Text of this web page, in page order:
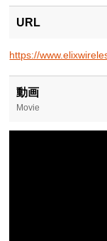
URL
https://
動画
Movie